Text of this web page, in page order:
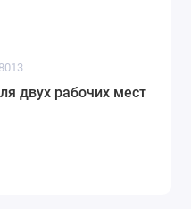
двух рабочих мест